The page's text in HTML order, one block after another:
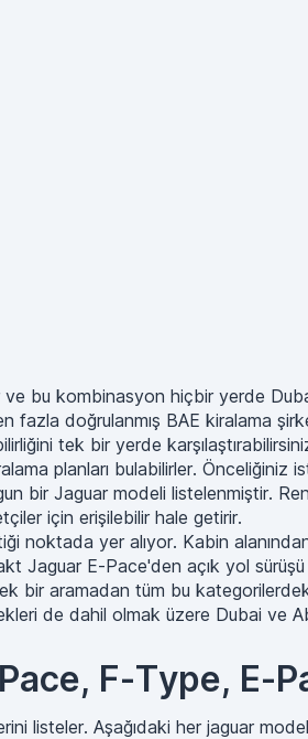
bu kombinasyon hiçbir yerde
doğrulanmış BAE kiralama
tek bir yerde
planları bulabilirler. Önceliğiniz
bir Jaguar modeli listelenmiştir.
için erişilebilir hale getirir.
noktada yer alıyor. Kabin
Jaguar E-Pace'den açık yol
bir aramadan tüm bu
de dahil olmak üzere Dubai ve
F-Type, E-
listeler. Aşağıdaki her jaguar